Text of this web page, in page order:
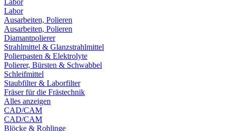
Labor
Labor
Ausarbeiten, Polieren
Ausarbeiten, Polieren
Diamantpolierer
Strahlmittel & Glanzstrahlmittel
Polierpasten & Elektrolyte
Polierer, Bürsten & Schwabbel
Schleifmittel
Staubfilter & Laborfilter
Fräser für die Frästechnik
Alles anzeigen
CAD/CAM
CAD/CAM
Blöcke & Rohlinge